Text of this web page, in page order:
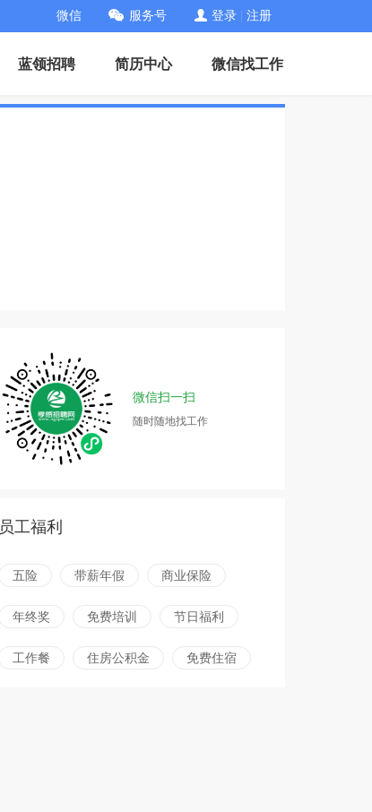
微信 服务号 登录 注册
蓝领招聘 简历中心 微信找工作
微信扫一扫
随时随地找工作
员工福利
五险 带薪年假 商业保险
年终奖 免费培训 节日福利
工作餐 住房公积金 免费住宿